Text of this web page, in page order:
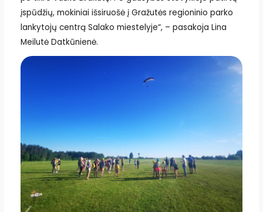
įspūdžių, mokiniai išsiruošė į Gražutės regioninio parko
lankytojų centrą Salako miestelyje“, – pasakoja Lina
Meilutė Datkūnienė.